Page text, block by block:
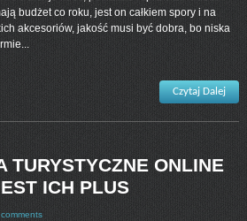
budżet co roku, jest on całkiem spory i na
akcesoriów, jakość musi być dobra, bo niska
Czytaj Dalej
TURYSTYCZNE ONLINE
ICH PLUS